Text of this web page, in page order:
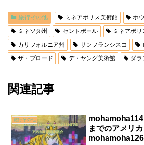
旅行その他 ミネアポリス美術館
ホ
ミネソタ州
セントポール
ミネアポリ
カリフォルニア州
サンフランシスコ
ザ・ブロード
デ・ヤング美術館 ダラ
関連記事
旅行その他
までのアメリ
mohamoha126